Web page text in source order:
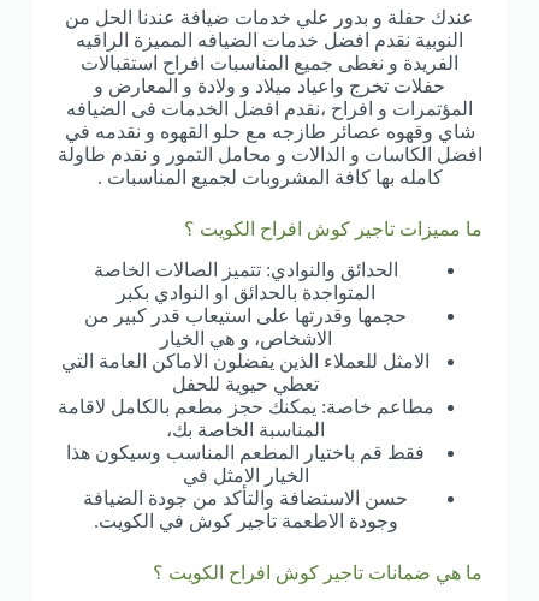
عندك حفلة و بدور علي خدمات ضيافة عندنا الحل من
النوبية نقدم افضل خدمات الضيافه المميزة الراقيه
الفريدة و نغطى جميع المناسبات افراح استقبالات
حفلات تخرج واعياد ميلاد و ولادة و المعارض و
المؤتمرات و افراح ،نقدم افضل الخدمات فى الضيافه
شاي وقهوه عصائر طازجه مع حلو القهوه و نقدمه في
افضل الكاسات و الدالات و محامل التمور و نقدم طاولة
كامله بها كافة المشروبات لجميع المناسبات .
ما مميزات تاجير كوش افراح الكويت ؟
الحدائق والنوادي: تتميز الصالات الخاصة
المتواجدة بالحدائق او النوادي بكبر
حجمها وقدرتها على استيعاب قدر كبير من
الاشخاص، و هي الخيار
الامثل للعملاء الذين يفضلون الاماكن العامة التي
تعطي حيوية للحفل
مطاعم خاصة: يمكنك حجز مطعم بالكامل لاقامة
المناسبة الخاصة بك،
فقط قم باختيار المطعم المناسب وسيكون هذا
الخيار الامثل في
حسن الاستضافة والتأكد من جودة الضيافة
وجودة الاطعمة تاجير كوش في الكويت.
ما هي ضمانات تاجير كوش افراح الكويت ؟